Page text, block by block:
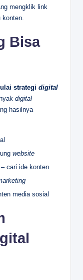
mengklik link
Bisa
strategi digital
digital
hasilnya
website
– cari ide konten
media sosial